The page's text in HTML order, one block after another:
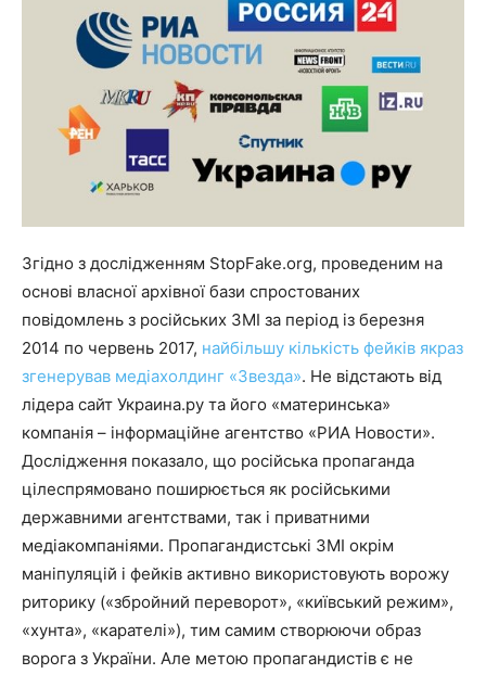
Згідно з дослідженням StopFake.org, проведеним на
основі власної архівної бази спростованих
повідомлень з російських ЗМІ за період із березня
2014 по червень 2017, найбільшу кількість фейків якраз
згенерував медіахолдинг «Звезда». Не відстають від
лідера сайт Украина.ру та його «материнська»
компанія – інформаційне агентство «РИА Новости».
Дослідження показало, що російська пропаганда
цілеспрямовано поширюється як російськими
державними агентствами, так і приватними
медіакомпаніями. Пропагандистські ЗМІ окрім
маніпуляцій і фейків активно використовують ворожу
риторику («збройний переворот», «київський режим»,
«хунта», «карателі»), тим самим створюючи образ
ворога з України. Але метою пропагандистів є не